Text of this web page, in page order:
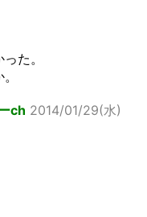
た。
ch 2014/01/29(水)